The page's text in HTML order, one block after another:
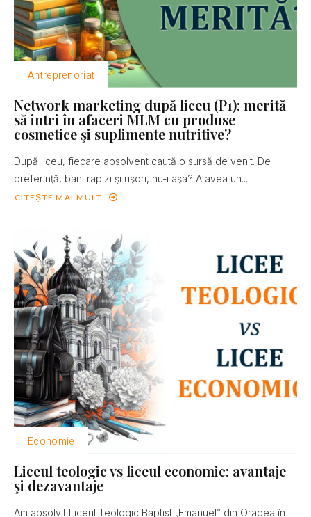
Antreprenoriat
Network marketing după liceu (P1): merită
să intri în afaceri MLM cu produse
cosmetice şi suplimente nutritive?
După liceu, fiecare absolvent caută o sursă de venit. De
preferinţă, bani rapizi şi uşori, nu-i aşa? A avea un...
CITEȘTE MAI MULT
Economie
Liceul teologic vs liceul economic: avantaje
şi dezavantaje
Am absolvit Liceul Teologic Baptist „Emanuel” din Oradea în